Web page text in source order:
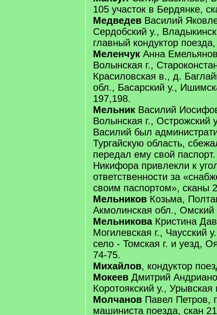
105 участок в Бердянке,
Медведев Василий
Сердобский у.,
главный кондуктор
Меленчук Анна
Волынская г.,
Красиловская в., д.
обл., Басарский у.,
197,198.
Мельник Василий
Волынская г., Острожский
Василий был
Тургайскую область,
передал ему свой
Никифора привлекли к
ответственности за
своим паспортом», сканы
Мельников Козьма,
Акмолинская обл., Омский
Мельникова Кристина
Могилевская г., Чаусский
село - Томская г. и уезд,
74-75.
Михайлов, кондуктор
Мокеев Дмитрий
Коротоякский у.,
Молчанов Павел Петров,
машиниста поезда, скан